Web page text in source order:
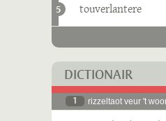
5 touverlantere
DICTIONAIR
1 rizzeltaot veur 't